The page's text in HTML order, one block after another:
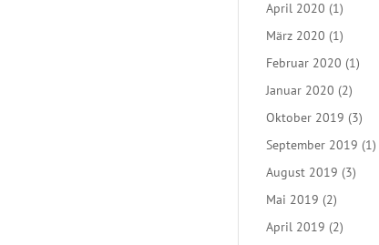
April 2020 (1)
März 2020 (1)
Februar 2020 (1)
Januar 2020 (2)
Oktober 2019 (3)
September 2019 (1)
August 2019 (3)
Mai 2019 (2)
April 2019 (2)